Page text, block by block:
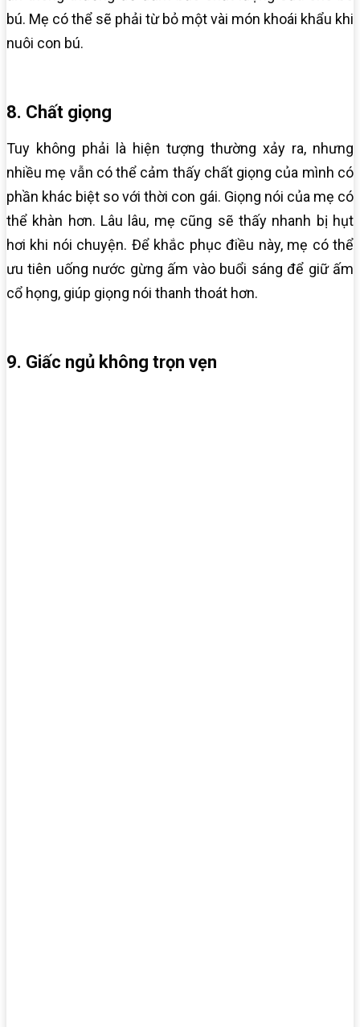
bú. Mẹ có thể sẽ phải từ bỏ một vài món khoái khẩu khi
nuôi con bú.
8. Chất giọng
Tuy không phải là hiện tượng thường xảy ra, nhưng
nhiều mẹ vẫn có thể cảm thấy chất giọng của mình có
phần khác biệt so với thời con gái. Giọng nói của mẹ có
thể khàn hơn. Lâu lâu, mẹ cũng sẽ thấy nhanh bị hụt
hơi khi nói chuyện. Để khắc phục điều này, mẹ có thể
ưu tiên uống nước gừng ấm vào buổi sáng để giữ ấm
cổ họng, giúp giọng nói thanh thoát hơn.
9. Giấc ngủ không trọn vẹn